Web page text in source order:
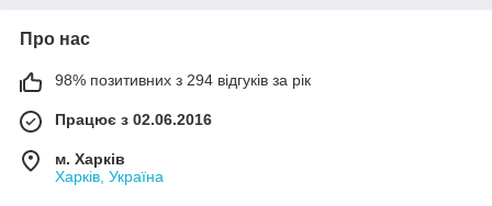
Про нас
98% позитивних з 294 відгуків за рік
Працює з 02.06.2016
м. Харків
Харків, Україна